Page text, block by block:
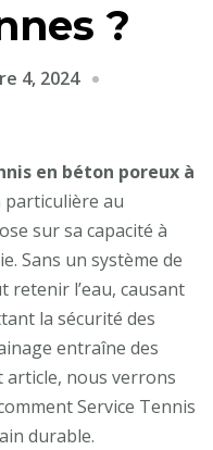
?
4, 2024
en béton poreux à
au
sur sa capacité à
Sans un système de
retenir l’eau, causant
la sécurité des
entraîne des
article, nous verrons
Service Tennis
durable.